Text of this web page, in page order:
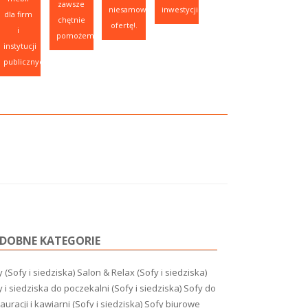
dla firm
i
instytucji
publicznych.
zawsze
chętnie
pomożemy.
niesamowitą
ofertę!.
inwestycji.
KATEGORIE
(Sofy i siedziska) Salon & Relax (Sofy i siedziska)
i siedziska do poczekalni (Sofy i siedziska) Sofy do
i kawiarni (Sofy i siedziska) Sofy biurowe